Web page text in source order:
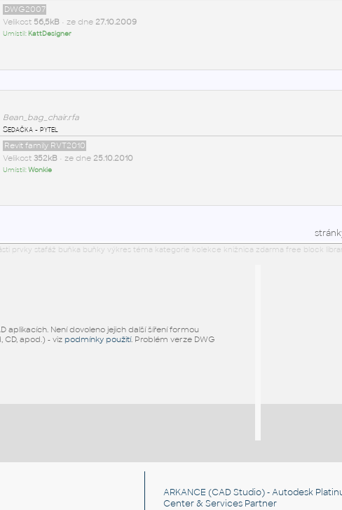
DWG2007
Velikost 56,5kB• ze dne 27.10.2009
Umístil: KattDesigner
Bean_bag_chair.rfa
Sedačka - pytel
Revit family RVT2010
Velikost 352kB• ze dne 25.10.2010
Umístil:Wonkie
prvky stafáž buňka buňky výkres téma kategorie kolekce knižnica zdarma free block
aplikacích. Není dovoleno jejich další šíření formou
apod.) - viz podmínky použití. Problém verze DWG
ARKANCE (CAD Studio) - Autodesk
Center & Services Partner